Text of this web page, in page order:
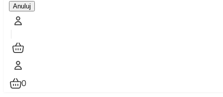
Anuluj
0